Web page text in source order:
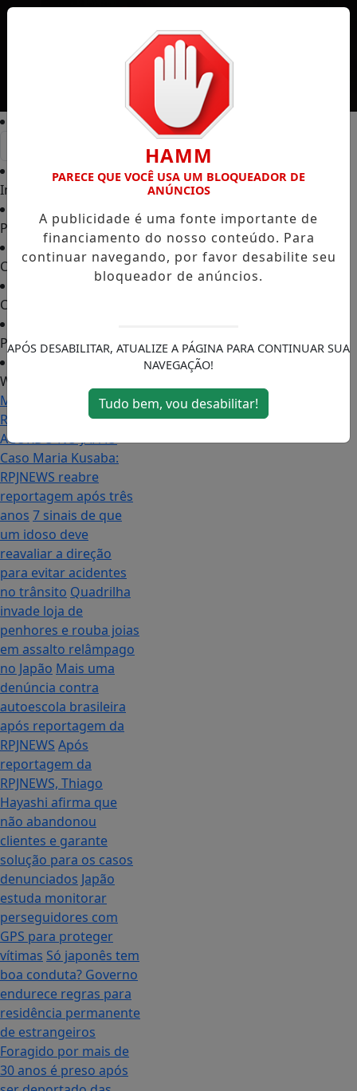
Início
Podcasts/
CANAL RPJ/
Contato
Policial/
Web Stories
MEDIAÇÃO DA
RPJNEWS TERMINA EM
ACORDO NO JAPÃO
Caso Maria Kusaba:
RPJNEWS reabre
reportagem após três
anos 7 sinais de que
um idoso deve
reavaliar a direção
para evitar acidentes
no trânsito Quadrilha
invade loja de
penhores e rouba joias
em assalto relâmpago
no Japão Mais uma
denúncia contra
autoescola brasileira
após reportagem da
RPJNEWS Após
reportagem da
RPJNEWS, Thiago
Hayashi afirma que
não abandonou
clientes e garante
solução para os casos
denunciados Japão
estuda monitorar
perseguidores com
GPS para proteger
vítimas Só japonês tem
boa conduta? Governo
endurece regras para
residência permanente
de estrangeiros
Foragido por mais de
30 anos é preso após
HAMM
PARECE QUE VOCÊ USA UM BLOQUEADOR DE
ANÚNCIOS
A publicidade é uma fonte importante de
financiamento do nosso conteúdo. Para
continuar navegando, por favor desabilite seu
bloqueador de anúncios.
APÓS DESABILITAR, ATUALIZE A PÁGINA PARA CONTINUAR SUA
NAVEGAÇÃO!
Tudo bem, vou desabilitar!